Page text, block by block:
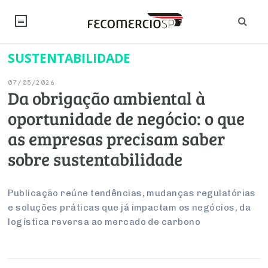
NOTÍCIAS
Editorial
Artigos
Institucional
Debates Fecomercio-SP
PROJETOS ESPECIAIS:
UM BRASIL
Economia
Pesquisas
Brasil
Internacional
Modernização do Estado
Inteligência Artificial
Legislação
Empresas
Arbitragem e Mediação
Varejo
Atacado
Sustentabilidade
SINDICATOS
PESQUISAS
FALE CONOSCO
Sobre
Imprensa
CONSELHOS
Conselho de Emprego e Relações do Trabalho
SUSTENTABILIDADE
07/05/2026
Da obrigação ambiental à
oportunidade de negócio: o que
as empresas precisam saber
sobre sustentabilidade
Publicação reúne tendências, mudanças regulatórias
e soluções práticas que já impactam os negócios, da
logística reversa ao mercado de carbono